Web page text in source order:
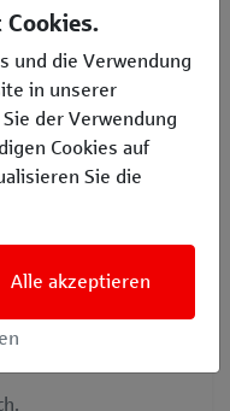
Cookies.
und die Verwendung
in unserer
der Verwendung
Cookies auf
Sie die
Alle akzeptieren